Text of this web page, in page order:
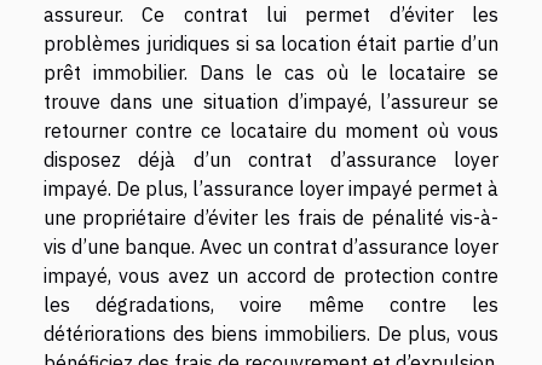
assureur. Ce contrat lui permet d’éviter les
problèmes juridiques si sa location était partie d’un
prêt immobilier. Dans le cas où le locataire se
trouve dans une situation d’impayé, l’assureur se
retourner contre ce locataire du moment où vous
disposez déjà d’un contrat d’assurance loyer
impayé. De plus, l’assurance loyer impayé permet à
une propriétaire d’éviter les frais de pénalité vis-à-
vis d’une banque. Avec un contrat d’assurance loyer
impayé, vous avez un accord de protection contre
les dégradations, voire même contre les
détériorations des biens immobiliers. De plus, vous